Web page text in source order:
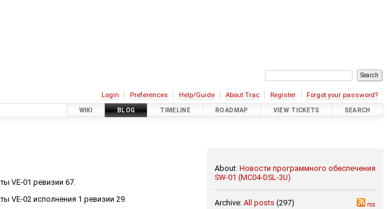
Login Preferences Help/Guide About Trac Register Forgot your password?
WIKI BLOG TIMELINE ROADMAP VIEW TICKETS SEARCH
About: Новости программного обеспечения
SW-01 (MC04-DSL-3U)
rss
Archive: All posts (297)
VE-01 ревизии 67.
VE-02 исполнения 1 ревизии 29.